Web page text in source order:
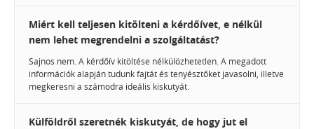
Miért kell teljesen kitölteni a kérdőívet, e nélkül
nem lehet megrendelni a szolgáltatást?
Sajnos nem. A kérdőív kitöltése nélkülözhetetlen. A megadott
információk alapján tudunk fajtát és tenyésztőket javasolni, illetve
megkeresni a számodra ideális kiskutyát.
Külföldről szeretnék kiskutyát, de hogy jut el